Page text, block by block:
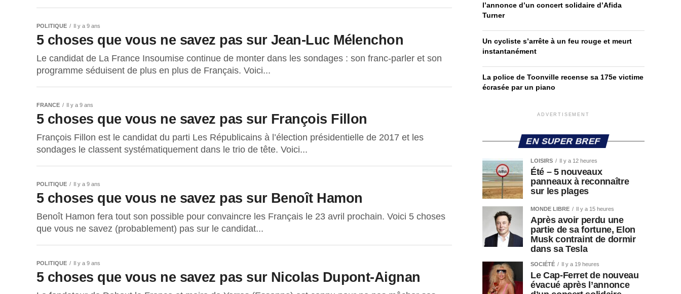
POLITIQUE Il y a 9 ans
5 choses que vous ne savez pas sur Jean-Luc Mélenchon
Le candidat de La France Insoumise continue de monter dans les sondages : son franc-parler et son
programme séduisent de plus en plus de Français. Voici...
FRANCE Il y a 9 ans
5 choses que vous ne savez pas sur François Fillon
François Fillon est le candidat du parti Les Républicains à l’élection présidentielle de 2017 et les
sondages le classent systématiquement dans le trio de tête. Voici...
POLITIQUE Il y a 9 ans
5 choses que vous ne savez pas sur Benoît Hamon
Benoît Hamon fera tout son possible pour convaincre les Français le 23 avril prochain. Voici 5 choses
que vous ne savez (probablement) pas sur le candidat...
POLITIQUE Il y a 9 ans
5 choses que vous ne savez pas sur Nicolas Dupont-Aignan
l’annonce d’un concert solidaire d’Afida
Turner
Un cycliste s’arrête à un feu rouge et meurt
instantanément
La police de Toonville recense sa 175e victime
écrasée par un piano
ADVERTISEMENT
EN SUPER BREF
LOISIRS Il y a 12 heures
Été – 5 nouveaux
panneaux à reconnaître
sur les plages
MONDE LIBRE Il y a 15 heures
Après avoir perdu une
partie de sa fortune, Elon
Musk contraint de dormir
dans sa Tesla
SOCIÉTÉ Il y a 19 heures
Le Cap-Ferret de nouveau
évacué après l’annonce